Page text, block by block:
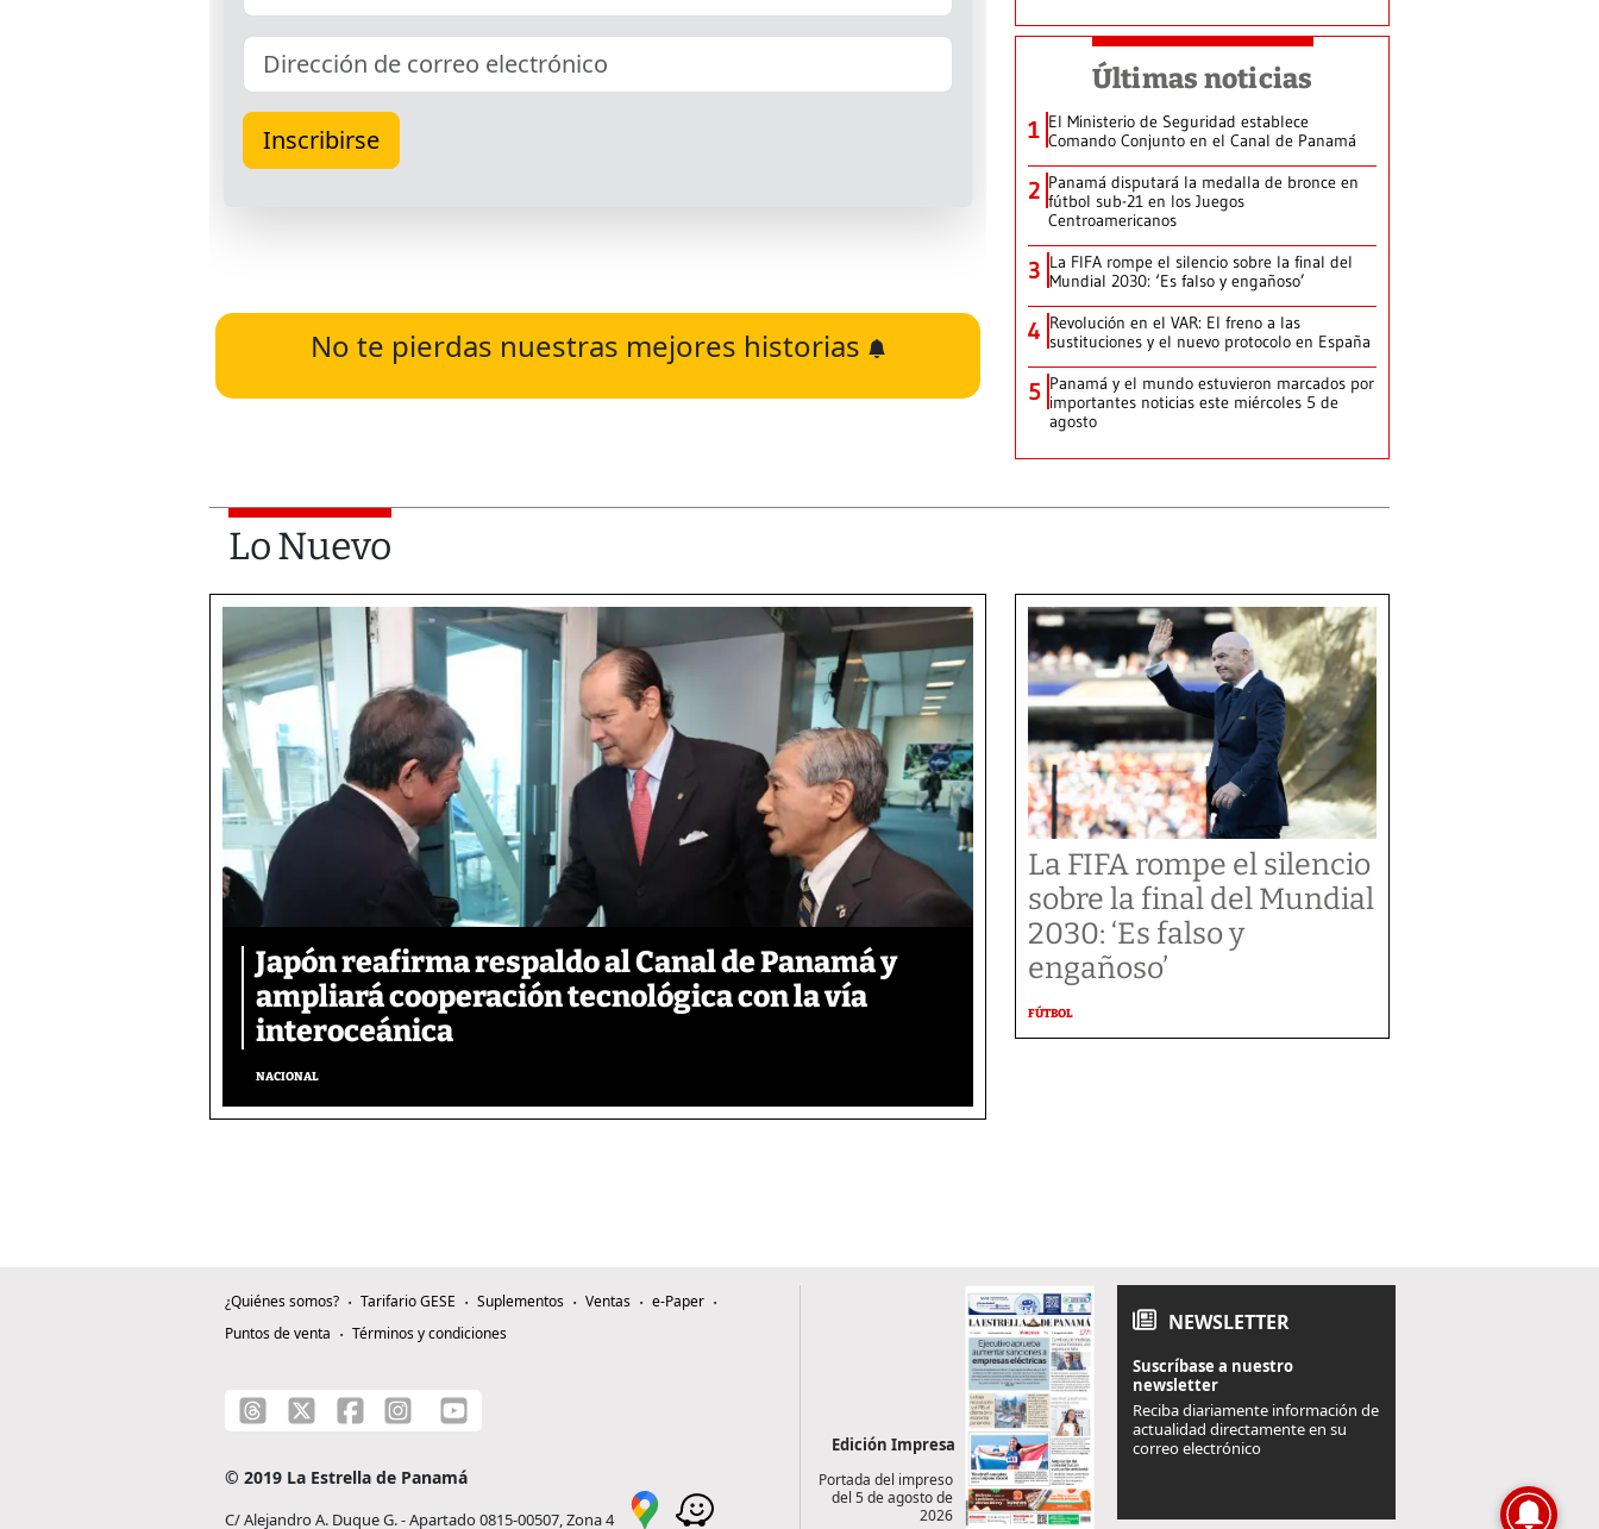
No te pierdas nuestras mejores historias
Últimas noticias
1 El Ministerio de Seguridad establece
Comando Conjunto en el Canal de Panamá
2 Panamá disputará la medalla de bronce en
fútbol sub-21 en los Juegos
Centroamericanos
3 La FIFA rompe el silencio sobre la final del
Mundial 2030: ‘Es falso y engañoso’
4 Revolución en el VAR: El freno a las
sustituciones y el nuevo protocolo en España
5 Panamá y el mundo estuvieron marcados por
importantes noticias este miércoles 5 de
agosto
Lo Nuevo
Japón reafirma respaldo al Canal de Panamá y
ampliará cooperación tecnológica con la vía
interoceánica
NACIONAL
La FIFA rompe el silencio
sobre la final del Mundial
2030: ‘Es falso y
engañoso’
FÚTBOL
¿Quiénes somos? Tarifario GESE Suplementos Ventas
e-Paper
Puntos de venta
Términos y condiciones
© 2019 La Estrella de Panamá
C/ Alejandro A. Duque G. - Apartado 0815-00507, Zona 4
Edición Impresa
Portada del impreso
del 5 de agosto de
2026
NEWSLETTER
Suscríbase a nuestro
newsletter
Reciba diariamente información de
actualidad directamente en su
correo electrónico